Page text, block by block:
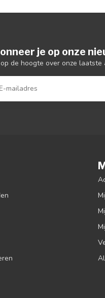
je op onze
de hoogte over onze laatste